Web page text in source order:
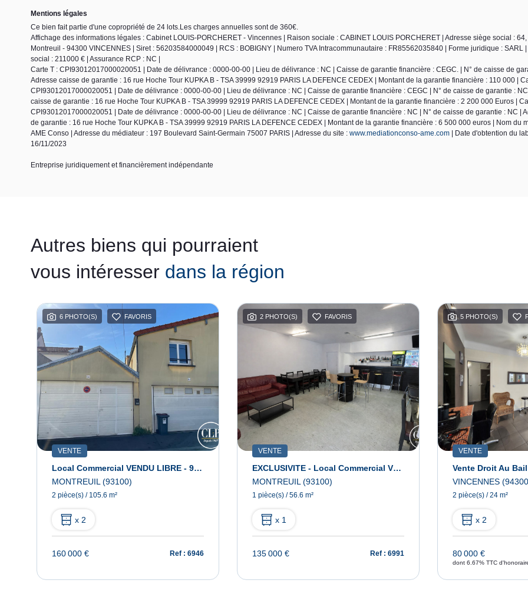
Mentions légales
Ce bien fait partie d'une copropriété de 24 lots.Les charges annuelles sont de 360€.
Affichage des informations légales : Cabinet LOUIS-PORCHERET - Vincennes | Raison sociale : CABINET LOUIS PORCHERET | Adresse siège social :
Montreuil - 94300 VINCENNES | Siret : 56203584000049 | RCS : BOBIGNY | Numero TVA Intracommunautaire : FR85562035840 | Forme juridique : SARL
social : 211000 € | Assurance RCP : NC |
Carte T : CPI93012017000020051 | Date de délivrance : 0000-00-00 | Lieu de délivrance : NC | Caisse de garantie financière : CEGC. | N° de caisse de
Adresse caisse de garantie : 16 rue Hoche Tour KUPKA B - TSA 39999 92919 PARIS LA DEFENCE CEDEX | Montant de la garantie financière : 110 000 |
CPI93012017000020051 | Date de délivrance : 0000-00-00 | Lieu de délivrance : NC | Caisse de garantie financière : CEGC | N° de caisse de garantie :
caisse de garantie : 16 rue Hoche Tour KUPKA B - TSA 39999 92919 PARIS LA DEFENCE CEDEX | Montant de la garantie financière : 2 200 000 Euros |
CPI93012017000020051 | Date de délivrance : 0000-00-00 | Lieu de délivrance : NC | Caisse de garantie financière : NC | N° de caisse de garantie : NC |
de garantie : 16 rue Hoche Tour KUPKA B - TSA 39999 92919 PARIS LA DEFENCE CEDEX | Montant de la garantie financière : 6 500 000 euros | Nom du
AME Conso | Adresse du médiateur : 197 Boulevard Saint-Germain 75007 PARIS | Adresse du site : www.mediationconso-ame.com | Date d'obtention du
16/11/2023
Entreprise juridiquement et financièrement indépendante
Autres biens qui pourraient
vous intéresser dans la région
6 PHOTO(S) FAVORIS
VENTE
Local Commercial VENDU LIBRE - 9mn Métro Ligne 11 À Montreuil
MONTREUIL (93100)
2 pièce(s) / 105.6 m²
x 2
160 000 € Ref : 6946
2 PHOTO(S) FAVORIS
VENTE
EXCLUSIVITE - Local Commercial VENDU LIBRE À MONTREUIL
MONTREUIL (93100)
1 pièce(s) / 56.6 m²
x 1
135 000 € Ref : 6991
5 PHOTO(S)
VENTE
Vente Droit Au
VINCENNES
2 pièce(s) / 24 m²
x 2
80 000 €
dont 6.67% TTC